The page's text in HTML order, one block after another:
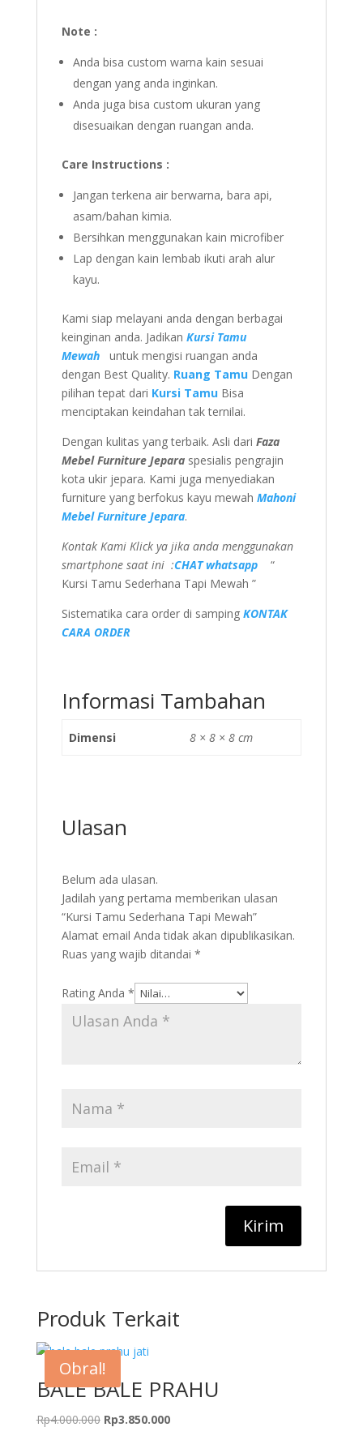
Note :
Anda bisa custom warna kain sesuai
dengan yang anda inginkan.
Anda juga bisa custom ukuran yang
disesuaikan dengan ruangan anda.
Care Instructions :
Jangan terkena air berwarna, bara api,
asam/bahan kimia.
Bersihkan menggunakan kain microfiber
Lap dengan kain lembab ikuti arah alur
kayu.
Kami siap melayani anda dengan berbagai
keinginan anda. Jadikan Kursi Tamu
Mewah
untuk mengisi ruangan anda
dengan Best Quality. Ruang TamuDengan
pilihan tepat dari Kursi TamuBisa
menciptakan keindahan tak ternilai.
Dengan kulitas yang terbaik. Asli dari Faza
Mebel Furniture Jeparaspesialis pengrajin
kota ukir jepara. Kami juga menyediakan
furniture yang berfokus kayu mewah Mahoni
Mebel Furniture Jepara.
Kontak Kami Klick ya jika anda menggunakan
smartphone saat ini :CHAT whatsapp
“
Kursi Tamu Sederhana Tapi Mewah ”
Sistematika cara order di samping KONTAK
CARA ORDER
Informasi Tambahan
Dimensi 8 × 8 × 8 cm
Ulasan
Belum ada ulasan.
Jadilah yang pertama memberikan ulasan
“Kursi Tamu Sederhana Tapi Mewah”
Alamat email Anda tidak akan dipublikasikan.
Ruas yang wajib ditandai *
Rating Anda *
Produk Terkait
Obral!
BALE BALE PRAHU
Rp4.000.000 Harga
Rp3.850.000Harga